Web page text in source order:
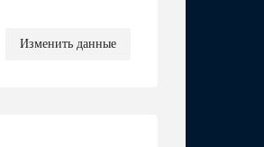
Изменить данные